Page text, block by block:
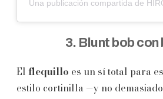
Una publicación compartida de
3. Blunt bob con
El flequillo es un sí total para
estilo cortinilla —y no